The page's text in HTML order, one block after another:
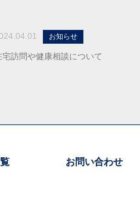
お知らせ
宅訪問や健康相談について
お問い合わせ